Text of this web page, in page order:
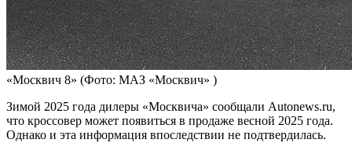
«Москвич 8» (Фото: МАЗ «Москвич» )
Зимой 2025 года дилеры «Москвича» сообщали Autonews.ru,
что кроссовер может появиться в продаже весной 2025 года.
Однако и эта информация впоследствии не подтвердилась.